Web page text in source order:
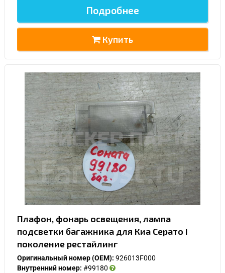
Подробнее
Купить
Плафон, фонарь освещения, лампа
подсветки багажника для Киа Серато I
поколение рестайлинг
Оригинальный номер (OEM): 926013F000
Внутренний номер: #99180